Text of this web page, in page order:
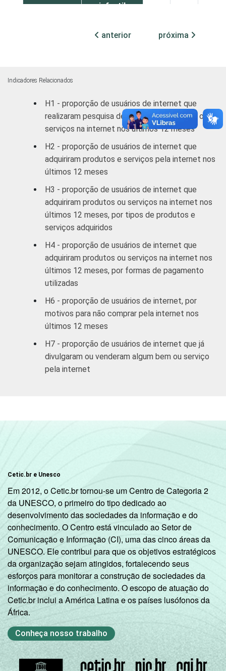
infantil
Fundamental
FAIXA
ETÁRIA
De 10 a 15
anos
9 91
De 16 a 24
anos
30 70
anos
38 62
De 35 a 44
anos
43
De 45 a 59
38 62
mais
35 65
RENDA
FAMILIAR
Até 1 SM
Mais de 1
15 85
Mais de 10
SM
68 32
CLASSE
SOCIAL
A 69 31
B 43 56
C 20 80
CONDIÇÃO
DE
PEA 37 63
anterior próxima
Indicadores Relacionados
H1 - proporção de usuários de internet que
realizaram pesquisa de preços de produtos ou
serviços na internet nos últimos 12 meses
H2 - proporção de usuários de internet que
adquiriram produtos e serviços pela internet nos
últimos 12 meses
H3 - proporção de usuários de internet que
adquiriram produtos ou serviços na internet nos
últimos 12 meses, por tipos de produtos e
serviços adquiridos
H4 - proporção de usuários de internet que
adquiriram produtos ou serviços na internet nos
últimos 12 meses, por formas de pagamento
utilizadas
H6 - proporção de usuários de internet, por
motivos para não comprar pela internet nos
últimos 12 meses
H7 - proporção de usuários de internet que já
divulgaram ou venderam algum bem ou serviço
pela internet
Cetic.br e Unesco
Em 2012, o Cetic.br tornou-se um Centro de Categoria 2
da UNESCO, o primeiro do tipo dedicado ao
desenvolvimento das sociedades da informação e do
conhecimento. O Centro está vinculado ao Setor de
Comunicação e Informação (CI), uma das cinco áreas da
UNESCO. Ele contribui para que os objetivos estratégicos
da organização sejam atingidos, fortalecendo seus
esforços para monitorar a construção de sociedades da
informação e do conhecimento. O escopo de atuação do
Cetic.br inclui a América Latina e os países lusófonos da
África.
Conheça nosso trabalho